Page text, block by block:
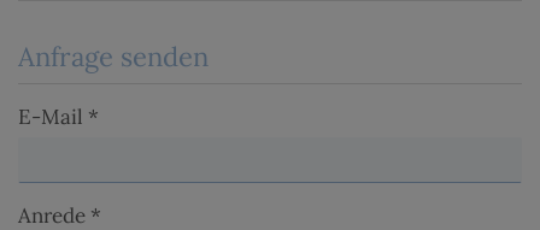
Anfrage senden
E-Mail
Anrede